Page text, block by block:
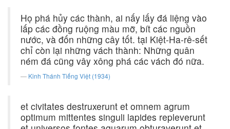
Họ phá hủy các thành, ai nấy lấy đá liệng vào
lấp các đồng ruộng màu mỡ, bít các nguồn
nước, và đốn những cây tốt. tại Kiệt-Ha-rê-sết
chỉ còn lại những vách thành: Những quân
ném đá cũng vây xông phá các vách đó nữa.
Kinh Thánh Tiếng Việt (1934)
et civitates destruxerunt et omnem agrum
optimum mittentes singuli lapides repleverunt